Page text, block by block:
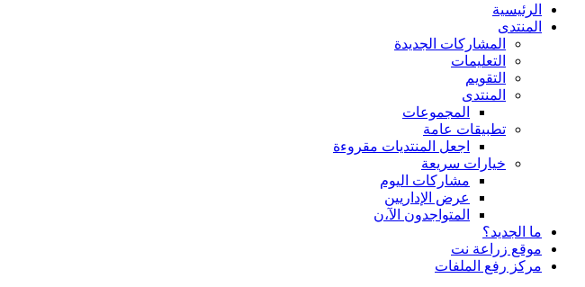
الرئيسية
المنتدى
المشاركات الجديدة
التعليمات
التقويم
المنتدى
المجموعات
تطبيقات عامة
اجعل المنتديات مقروءة
خيارات سريعة
مشاركات اليوم
عرض الإداريين
المتواجدون الآ،ن
ما الجديد؟
موقع زراعة نت
مركز رفع الملفات